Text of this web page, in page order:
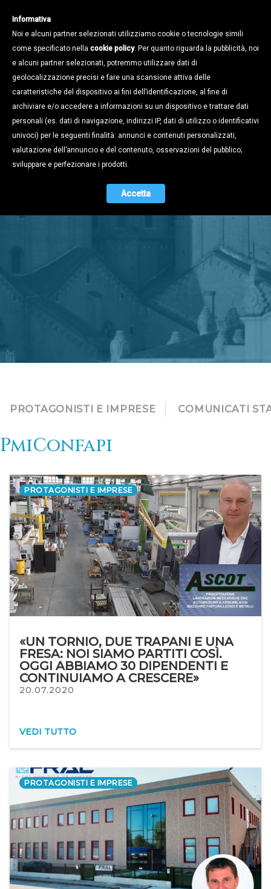
Stampa e
Territorio
PROTAGONISTI E IMPRESE COMUNICATI
PmiConfapi
PROTAGONISTI E IMPRESE
«UN TORNIO, DUE TRAPANI E UNA
FRESA: NOI SIAMO PARTITI COSÌ.
OGGI ABBIAMO 30 DIPENDENTI E
CONTINUIAMO A CRESCERE»
20.07.2020
VEDI TUTTO
PROTAGONISTI E IMPRESE
Informativa
Noi e alcuni partner selezionati utilizziamo cookie o tecnologie simili
come specificato nella cookie policy. Per quanto riguarda la pubblicità, noi
e alcuni partner selezionati, potremmo utilizzare dati di
geolocalizzazione precisi e fare una scansione attiva delle
caratteristiche del dispositivo ai fini dell’identificazione, al fine di
archiviare e/o accedere a informazioni su un dispositivo e trattare dati
personali (es. dati di navigazione, indirizzi IP, dati di utilizzo o identificativi
univoci) per le seguenti finalità: annunci e contenuti personalizzati,
valutazione dell’annuncio e del contenuto, osservazioni del pubblico;
sviluppare e perfezionare i prodotti.
Accetta